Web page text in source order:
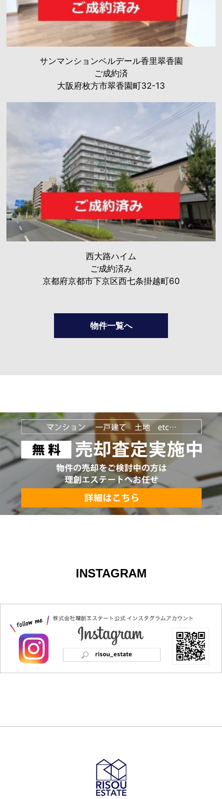
サンマンションベルデール香里翠香園
ご成約済
大阪府枚方市翠香園町32-13
西大路ハイム
ご成約済み
京都府京都市下京区西七条掛越町60
物件一覧へ
INSTAGRAM